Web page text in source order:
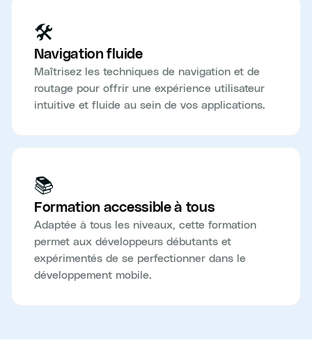
🛠️
Navigation fluide
Maîtrisez les techniques de navigation et de
routage pour offrir une expérience utilisateur
intuitive et fluide au sein de vos applications.
📚
Formation accessible à tous
Adaptée à tous les niveaux, cette formation
permet aux développeurs débutants et
expérimentés de se perfectionner dans le
développement mobile.